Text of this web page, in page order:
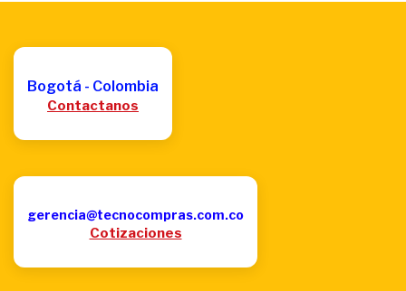
Bogotá - Colombia
Contactanos
gerencia@tecnocompras.com.co
Cotizaciones